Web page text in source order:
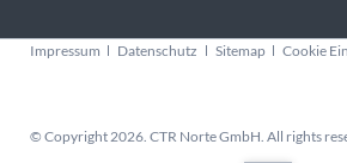
Navigation
Impressum Datenschutz Sitemap Cookie
© Copyright 2026. CTR Norte GmbH. All rights